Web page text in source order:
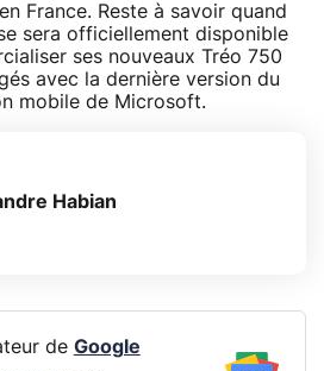
France. Reste à savoir quand
sera officiellement disponible
ses nouveaux Tréo 750
avec la dernière version du
mobile de Microsoft.
Habian
de Google